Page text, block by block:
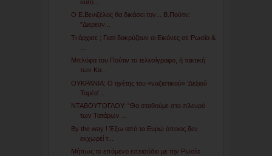
euro...
Ο E.Bενιζέλος θα δικάσει τον... Β.Πούτιν:
"Διερευν...
Tι άρχισε ; Γιατί δακρύζουν οι Εικόνες σε Ρωσία &
Μπλόφα του Πούτιν το τελεσίγραφο, ή τακτική
των Κα...
ΟΥΚΡΑΝΙΑ: Ο ηγέτης του «ναζιστικού» ‘Δεξιού
Τομέα’...
ΝΤΑΒΟΥΤΟΓΛΟΥ: “Θα σταθούμε στο πλευρό
των Τατάρων ...
By the way ! Έξω από το Ευρώ όποιος δεν
εκχωρεί τ...
Μήπως το επόμενο επεισόδιο με την Ρωσία